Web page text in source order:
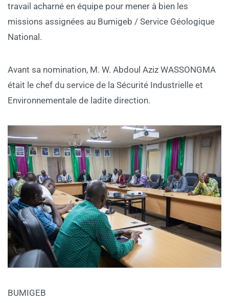
travail acharné en équipe pour mener à bien les
missions assignées au Bumigeb / Service Géologique
National.
Avant sa nomination, M. W. Abdoul Aziz WASSONGMA
était le chef du service de la Sécurité Industrielle et
Environnementale de ladite direction.
BUMIGEB